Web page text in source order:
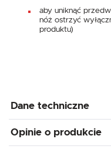
aby uniknąć
nóż ostrzyć
produktu)
Dane techniczne
Opinie o produkcie